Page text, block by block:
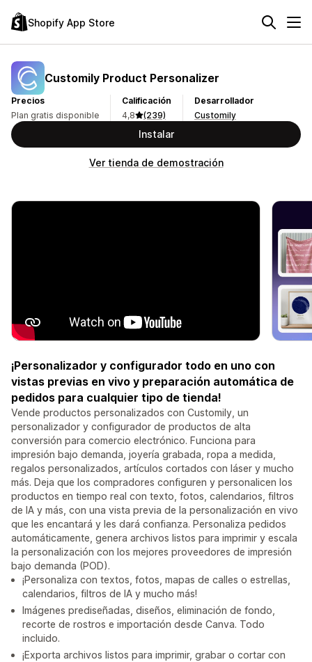
Shopify App Store
Customily Product Personalizer
Precios
Plan gratis disponible
Calificación
4,8
(239)
Desarrollador
Customily
Instalar
Ver tienda de demostración
¡Personalizador y configurador todo en uno con
vistas previas en vivo y preparación automática de
pedidos para cualquier tipo de tienda!
Vende productos personalizados con Customily, un
personalizador y configurador de productos de alta
conversión para comercio electrónico. Funciona para
impresión bajo demanda, joyería grabada, ropa a medida,
regalos personalizados, artículos cortados con láser y mucho
más. Deja que los compradores configuren y personalicen los
productos en tiempo real con texto, fotos, calendarios, filtros
de IA y más, con una vista previa de la personalización en vivo
que les encantará y les dará confianza. Personaliza pedidos
automáticamente, genera archivos listos para imprimir y escala
la personalización con los mejores proveedores de impresión
bajo demanda (POD).
¡Personaliza con textos, fotos, mapas de calles o estrellas,
calendarios, filtros de IA y mucho más!
Imágenes prediseñadas, diseños, eliminación de fondo,
recorte de rostros e importación desde Canva. Todo
incluido.
¡Exporta archivos listos para imprimir, grabar o cortar con